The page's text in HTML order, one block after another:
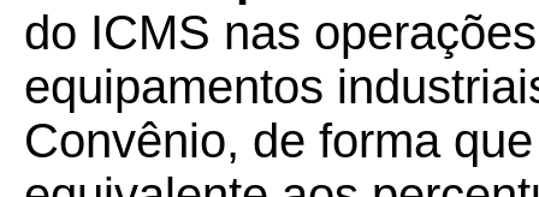
do ICMS nas
equipamentos
Convênio, de forma